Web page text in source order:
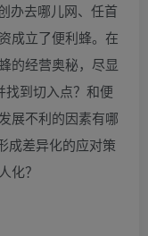
办去哪儿网、任首
成立了便利蜂。在
的经营奥秘，尽显
找到切入点？和便
展不利的因素有哪
成差异化的应对策
化？